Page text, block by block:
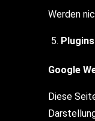
Werden
Google
Diese